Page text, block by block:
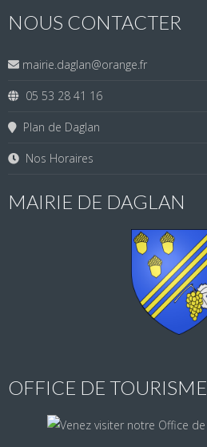
NOUS CONTACTER
mairie.daglan@orange.fr
05 53 28 41 16
Plan de Daglan
Nos Horaires
MAIRIE DE DAGLAN
OFFICE DE TOURISME